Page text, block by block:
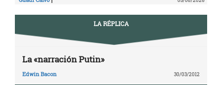
LA RÉPLICA
La «narración Putin»
Edwin Bacon 30/03/2012